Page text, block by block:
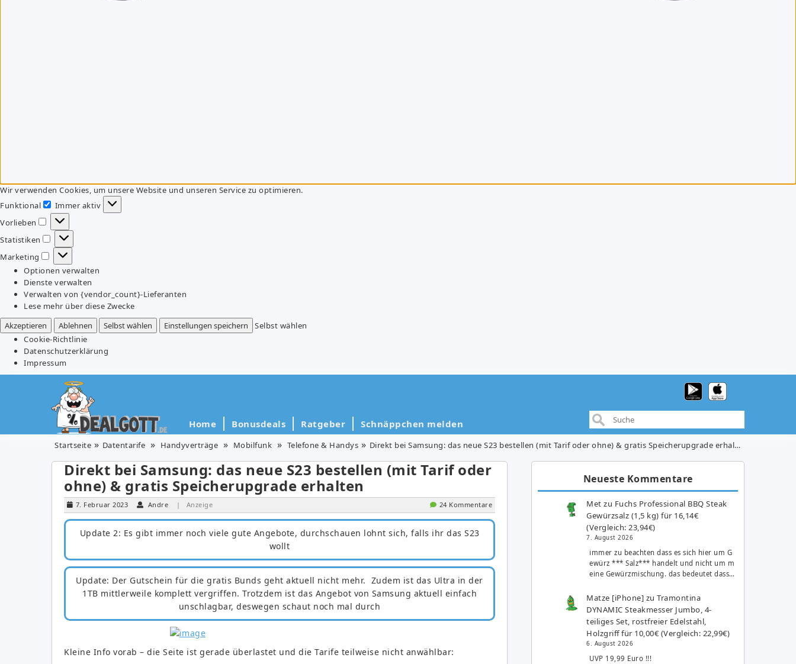
Wir verwenden Cookies, um unsere Website und unseren Service zu optimieren.
Funktional
Funktional
Immer aktiv
Vorlieben
Vorlieben
Statistiken
Statistiken
Marketing
Marketing
Optionen verwalten
Dienste verwalten
Verwalten von {vendor_count}-Lieferanten
Lese mehr über diese Zwecke
Akzeptieren
Ablehnen Selbst wählen Einstellungen speichern
Selbst wählen
Cookie-Richtlinie
Datenschutzerklärung
Impressum
Home Bonusdeals Ratgeber Schnäppchen melden
Startseite Datentarife Handyverträge Mobilfunk Telefone & Handys Direkt bei Samsung: das neue S23 bestellen (mit Tarif oder ohne) & gratis Speicherupgrade erhalten
Direkt bei Samsung: das neue S23 bestellen (mit Tarif oder
ohne) & gratis Speicherupgrade erhalten
7. Februar 2023 Andre | Anzeige 24 Kommentare
Update 2: Es gibt immer noch viele gute Angebote, durchschauen lohnt sich, falls ihr das S23
wollt
Update: Der Gutschein für die gratis Bunds geht aktuell nicht mehr. Zudem ist das Ultra in der
1TB mittlerweile komplett vergriffen. Trotzdem ist das Angebot von Samsung aktuell einfach
unschlagbar, deswegen schaut noch mal durch
Kleine Info vorab – die Seite ist gerade überlastet und die Tarife teilweise nicht anwählbar:
Neueste Kommentare
Met zu Fuchs Professional BBQ Steak
Gewürzsalz (1,5 kg) für 16,14€
(Vergleich: 23,94€)
7. August 2026
immer zu beachten dass es sich hier um G
ewürz *** Salz*** handelt und nicht um m
eine Gewürzmischung. das bedeutet dass…
Matze [iPhone] zuTramontina
DYNAMIC Steakmesser Jumbo, 4-
teiliges Set, rostfreier Edelstahl,
Holzgriff für 10,00€ (Vergleich: 22,99€)
6. August 2026
UVP 19,99 Euro !!!